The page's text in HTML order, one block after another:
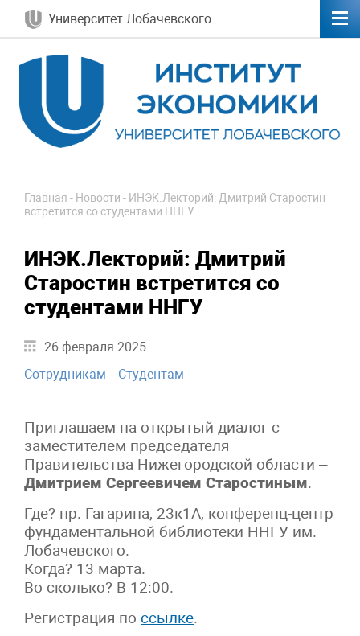
Университет Лобачевского
Главная - Новости - ИНЭК.Лекторий: Дмитрий Старостин
встретится со студентами ННГУ
ИНЭК.Лекторий: Дмитрий
Старостин встретится со
студентами ННГУ
26 февраля 2025
Сотрудникам
Студентам
Приглашаем на открытый диалог с
заместителем председателя
Правительства Нижегородской области –
Дмитрием Сергеевичем Старостиным.
Где? пр. Гагарина, 23к1А, конференц-центр
фундаментальной библиотеки ННГУ им.
Лобачевского.
Когда? 13 марта.
Во сколько? В 12:00.
Регистрация по ссылке.